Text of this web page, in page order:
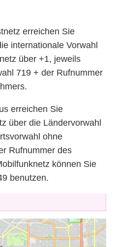
erreichen Sie
internationale Vorwahl
über +1, jeweils
719 + der Rufnummer
erreichen Sie
über die Ländervorwahl
ohne
Rufnummer des
können Sie
benutzen.